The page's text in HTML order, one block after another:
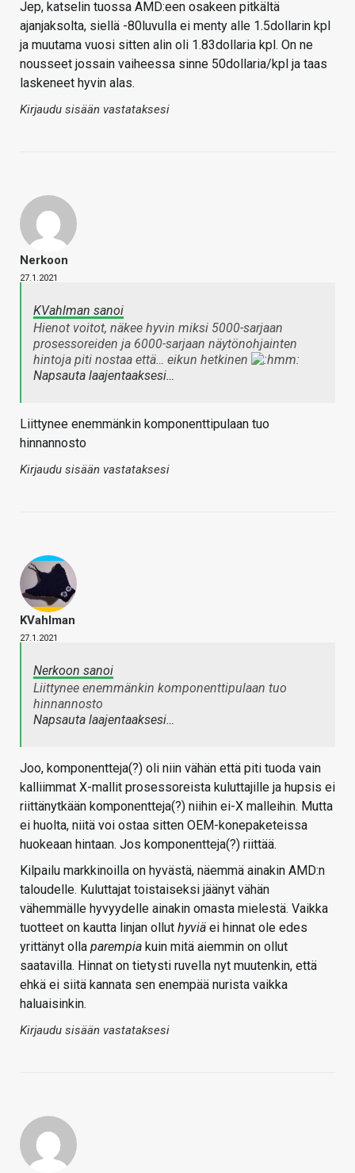
Jep, katselin tuossa AMD:een osakeen pitkältä
ajanjaksolta, siellä -80luvulla ei menty alle 1.5dollarin kpl
ja muutama vuosi sitten alin oli 1.83dollaria kpl. On ne
nousseet jossain vaiheessa sinne 50dollaria/kpl ja taas
laskeneet hyvin alas.
Kirjaudu sisään vastataksesi
Nerkoon
27.1.2021
KVahlman sanoi
Hienot voitot, näkee hyvin miksi 5000-sarjaan
prosessoreiden ja 6000-sarjaan näytönohjainten
hintoja piti nostaa että… eikun hetkinen
Napsauta laajentaaksesi…
Liittynee enemmänkin komponenttipulaan tuo
hinnannosto
Kirjaudu sisään vastataksesi
KVahlman
27.1.2021
Nerkoon sanoi
Liittynee enemmänkin komponenttipulaan tuo
hinnannosto
Napsauta laajentaaksesi…
Joo, komponentteja(?) oli niin vähän että piti tuoda vain
kalliimmat X-mallit prosessoreista kuluttajille ja hupsis ei
riittänytkään komponentteja(?) niihin ei-X malleihin. Mutta
ei huolta, niitä voi ostaa sitten OEM-konepaketeissa
huokeaan hintaan. Jos komponentteja(?) riittää.
Kilpailu markkinoilla on hyvästä, näemmä ainakin AMD:n
taloudelle. Kuluttajat toistaiseksi jäänyt vähän
vähemmälle hyvyydelle ainakin omasta mielestä. Vaikka
tuotteet on kautta linjan ollut hyviä ei hinnat ole edes
yrittänyt olla parempia kuin mitä aiemmin on ollut
saatavilla. Hinnat on tietysti ruvella nyt muutenkin, että
ehkä ei siitä kannata sen enempää nurista vaikka
haluaisinkin.
Kirjaudu sisään vastataksesi